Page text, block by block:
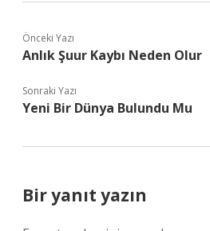
Önceki Yazı
Anlık Şuur Kaybı Neden Olur
Sonraki Yazı
Yeni Bir Dünya Bulundu Mu
Bir yanıt yazın